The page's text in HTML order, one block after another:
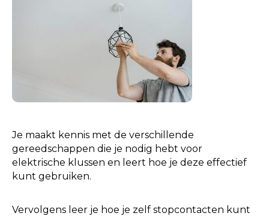
Je maakt kennis met de verschillende
gereedschappen die je nodig hebt voor
elektrische klussen en leert hoe je deze effectief
kunt gebruiken.
Vervolgens leer je hoe je zelf stopcontacten kunt